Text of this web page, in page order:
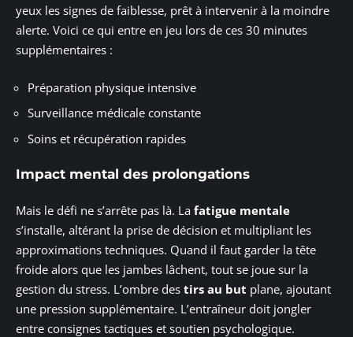
yeux les signes de faiblesse, prêt à intervenir à la moindre
alerte. Voici ce qui entre en jeu lors de ces 30 minutes
supplémentaires :
Préparation physique intensive
Surveillance médicale constante
Soins et récupération rapides
Impact mental des prolongations
Mais le défi ne s’arrête pas là. La fatigue mentale
s’installe, altérant la prise de décision et multipliant les
approximations techniques. Quand il faut garder la tête
froide alors que les jambes lâchent, tout se joue sur la
gestion du stress. L’ombre des tirs au but plane, ajoutant
une pression supplémentaire. L’entraîneur doit jongler
entre consignes tactiques et soutien psychologique.